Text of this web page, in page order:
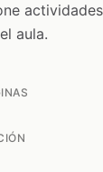
aula.